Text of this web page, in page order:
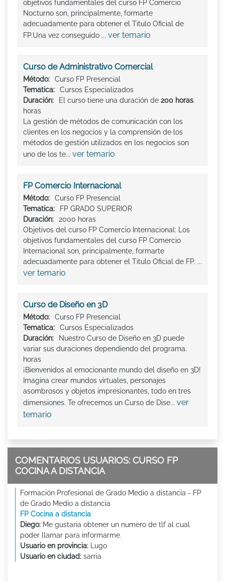
objetivos fundamentales del curso FP Comercio
Nocturno son, principalmente, formarte
adecuadamente para obtener el Titulo Oficial de
FP.Una vez conseguido ... ver temario
Curso de Administrativo Comercial
Método:
Curso FP Presencial
Tematica:
Cursos Especializados
Duración:
El curso tiene una duración de 200 horas.
horas
La gestión de métodos de comunicación con los
clientes en los negocios y la comprensión de los
métodos de gestión utilizados en los negocios son
uno de los te... ver temario
FP Comercio Internacional
Método:
Curso FP Presencial
Tematica:
FP GRADO SUPERIOR
Duración:
2000 horas
Objetivos del curso FP Comercio Internacional: Los
objetivos fundamentales del curso FP Comercio
Internacional son, principalmente, formarte
adecuadamente para obtener el Titulo Oficial de FP. ...
ver temario
Curso de Diseño en 3D
Método:
Curso FP Presencial
Tematica:
Cursos Especializados
Duración:
Nuestro Curso de Diseño en 3D puede
variar sus duraciones dependiendo del programa.
horas
¡Bienvenidos al emocionante mundo del diseño en 3D!
Imagina crear mundos virtuales, personajes
asombrosos y objetos impresionantes, todo en tres
dimensiones. Te ofrecemos un Curso de Dise... ver
temario
COMENTARIOS USUARIOS: CURSO FP
COCINA A DISTANCIA
Formación Profesional de Grado Medio a distancia - FP
de Grado Medio a distancia
FP Cocina a distancia
Diego: Me gustaria obtener un numero de tlf al cual
poder llamar para informarme.
Usuario en provincia: Lugo
Usuario en ciudad: sarria